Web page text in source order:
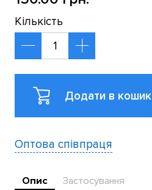
Кількість
Додати в кошик
Оптова співпраця
Опис Застосування